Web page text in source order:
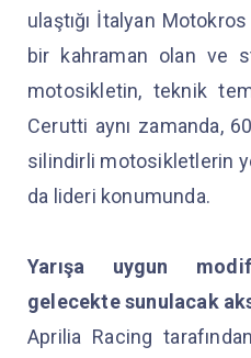
ulaştığı İtalyan
bir kahraman olan ve
motosikletin, teknik
Cerutti aynı zamanda,
silindirli motosikletlerin
da lideri konumunda.
Yarışa uygun
gelecekte sunulacak
Aprilia Racing